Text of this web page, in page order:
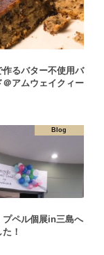
作るバター不使用バ
＠アムウェイクィー
Blog
プペル個展in三島へ
！